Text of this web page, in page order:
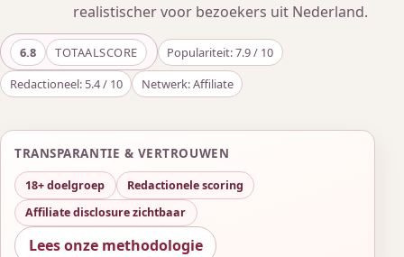
realistischer voor bezoekers uit Nederland.
6.8 TOTAALSCORE
Populariteit: 7.9 / 10
Redactioneel: 5.4 / 10
Netwerk: Affiliate
TRANSPARANTIE & VERTROUWEN
18+ doelgroep
Redactionele scoring
Affiliate disclosure zichtbaar
Lees onze methodologie